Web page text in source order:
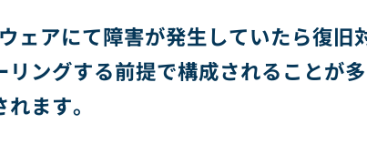
ェアにて障害が発生していたら復旧
リングする前提で構成されることが
ます。